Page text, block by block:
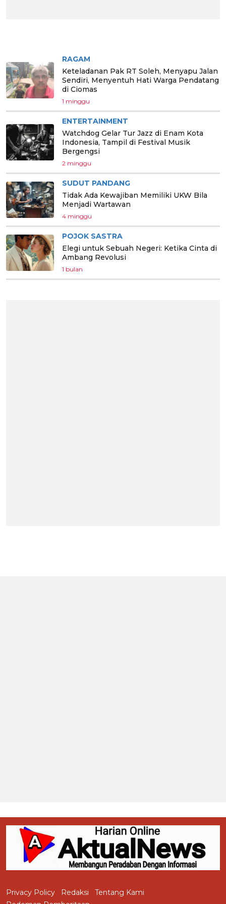
RAGAM
Keteladanan Pak RT Soleh, Menyapu Jalan
Sendiri, Menyentuh Hati Warga Pendatang
di Ciomas
1 minggu
ENTERTAINMENT
Watchdog Gelar Tur Jazz di Enam Kota
Indonesia, Tampil di Festival Musik
Bergengsi
2 minggu
SUDUT PANDANG
Tidak Ada Kewajiban Memiliki UKW Bila
Menjadi Wartawan
4 minggu
POJOK SASTRA
Elegi untuk Sebuah Negeri: Ketika Cinta di
Ambang Revolusi
1 bulan
Privacy Policy Redaksi
Tentang Kami